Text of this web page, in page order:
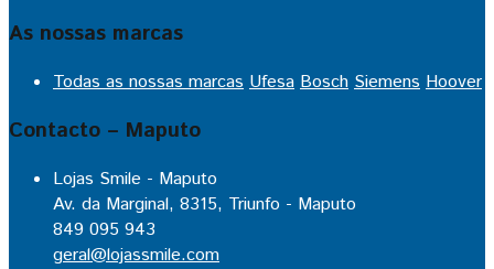
As nossas marcas
Todas as nossas marcas Ufesa Bosch Siemens Hoover
Contacto – Maputo
Lojas Smile - Maputo
Av. da Marginal, 8315, Triunfo - Maputo
849 095 943
geral@lojassmile.com